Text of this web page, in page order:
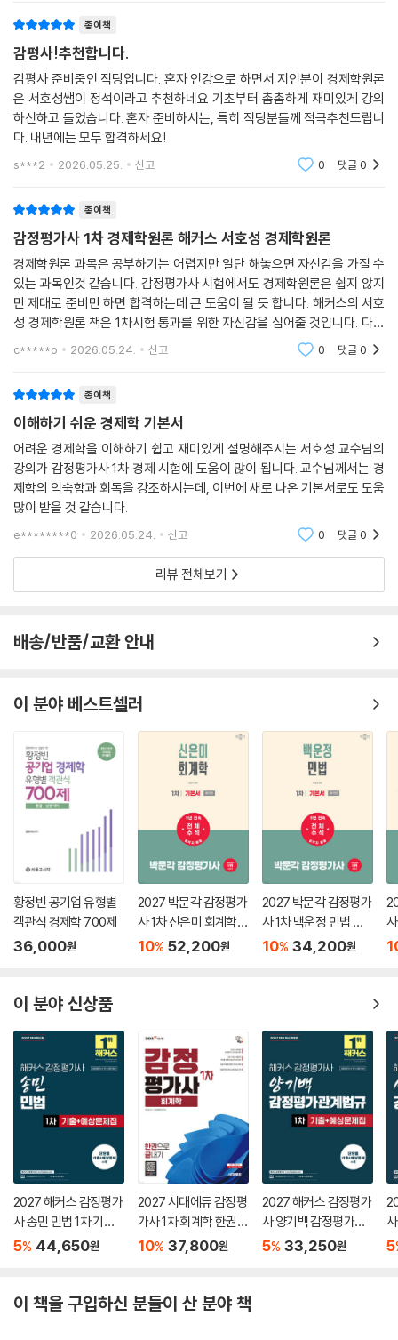
04 애로우의 불가능성 정리와 차선의 이론
06 외부성의 해결방안
07 공공재
08 정보의 비대칭성과 정부실패
Level 1 OX 연습문제
Level 2 개념완성문제
Level 3 실전연습문제
거시경제학
01 국내총생산(GDP)
02 평가방법에 따른 GDP
03 국민총소득(GNI)
05 투자와 저축
07 케인즈의 국민소득 결정이론
08 케인즈의 승수효과
09 소비함수론
10 투자함수론
Level 1 OX 연습문제
Level 2 개념완성문제
Level 3 실전연습문제
01 화폐와 통화
03 채권
06 케인즈의 화폐수요이론: 유동성 선호설
08 신화폐수량설
09 이자율 결정이론
Level 1 OX 연습문제
Level 2 개념완성문제
Level 3 실전연습문제
제10장 총수요와 총공급, 물가와 실업
01 IS곡선
02 LM곡선
04 통화정책(= 금융정책)
06 통화정책과 재정정책의 견해차
08 균형GDP의 결정
09 물가와 물가지수
10 인플레이션
11 실업
12 필립스곡선
14 케인즈학파
16 공급경제학
18 새케인즈학파
Level 2 개념완성문제
종이책
감평사!추천합니다.
감평사 준비중인 직딩입니다. 혼자 인강으로 하면서 지인분이 경제학원론
은 서호성쌤이 정석이라고 추천하네요 기초부터 촘촘하게 재미있게 강의
하신하고 들었습니다. 혼자 준비하시는, 특히 직딩분들께 적극추천드립니
다. 내년에는 모두 합격하세요!
s***2 2026.05.25. 신고 0 댓글0
종이책
감정평가사 1차 경제학원론 해커스 서호성 경제학원론
경제학원론 과목은 공부하기는 어렵지만 일단 해놓으면 자신감을 가질 수
있는 과목인것 같습니다. 감정평가사 시험에서도 경제학원론은 쉽지 않지
만 제대로 준비만 하면 합격하는데 큰 도움이 될 듯 합니다. 해커스의 서호
성 경제학원론 책은 1차시험 통과를 위한 자신감을 심어줄 것입니다. 다른
과목도 중요하기 때문에 경제학원론에서 필요한 핵심 부분은 확실하게 가
c*****o 2026.05.24. 신고 0 댓글0
종이책
이해하기 쉬운 경제학 기본서
어려운 경제학을 이해하기 쉽고 재미있게 설명해주시는 서호성 교수님의
강의가 감정평가사 1차 경제 시험에 도움이 많이 됩니다. 교수님께서는 경
제학의 익숙함과 회독을 강조하시는데, 이번에 새로 나온 기본서로도 도움
많이 받을 것 같습니다.
e********0 2026.05.24. 신고 0 댓글0
리뷰 전체보기
배송/반품/교환 안내
이 분야 베스트셀러
황정빈 공기업 유형별
객관식 경제학 700제
36,000원
2027 박문각 감정평가
사 1차 신은미 회계학
기본서
10% 52,200원
2027 박문각 감정평가
사 1차 백운정 민법 기
본서
10% 34,200원
이 분야 신상품
2027 해커스 감정평가
사 송민 민법 1차 기출
+예상문제집
5% 44,650원
2027 시대에듀 감정평
가사 1차 회계학 한권으
로 끝내기
10% 37,800원
2027 해커스 감정평가
사 양기백 감정평가관
계법규 1차 기출+예상
5% 33,250원 5
이 책을 구입하신 분들이 산 분야 책